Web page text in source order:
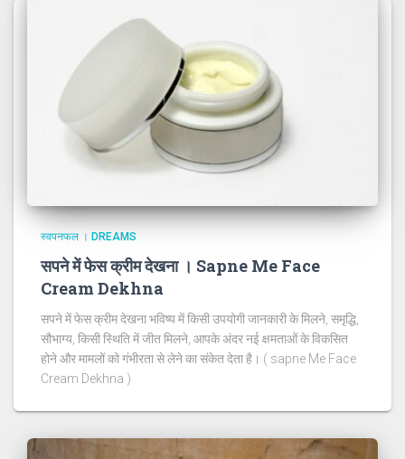
स्वपनफल । DREAMS
सपने में फेस क्रीम देखना । Sapne Me Face
Cream Dekhna
सपने में फेस क्रीम देखना भविष्य में किसी उपयोगी जानकारी के मिलने, समृद्धि,
सौभाग्य, किसी स्थिति में जीत मिलने, आपके अंदर नई क्षमताओं के विकसित
होने और मामलों को गंभीरता से लेने का संकेत देता है। ( sapne Me Face
Cream Dekhna )